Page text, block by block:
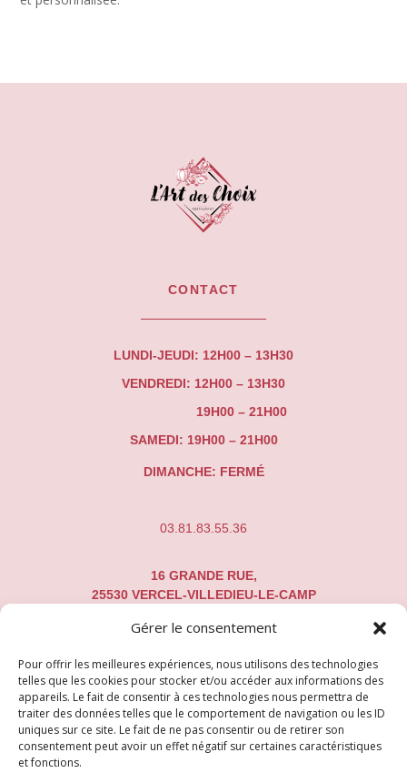
Gérer le consentement
Pour offrir les meilleures expériences, nous utilisons des technologies
telles que les cookies pour stocker et/ou accéder aux informations des
appareils. Le fait de consentir à ces technologies nous permettra de
traiter des données telles que le comportement de navigation ou les ID
uniques sur ce site. Le fait de ne pas consentir ou de retirer son
consentement peut avoir un effet négatif sur certaines caractéristiques
et fonctions.
CONTACT
LUNDI-JEUDI: 12H00 – 13H30
VENDREDI: 12H00 – 13H30
19H00 – 21H00
SAMEDI: 19H00 – 21H00
DIMANCHE: FERMÉ
03.81.83.55.36
16 GRANDE RUE,
25530 VERCEL-VILLEDIEU-LE-CAMP